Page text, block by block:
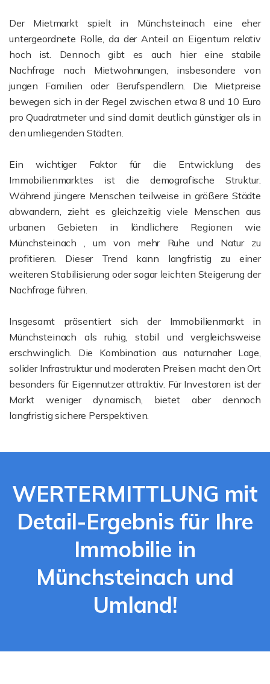
Der Mietmarkt spielt in Münchsteinach eine eher
untergeordnete Rolle, da der Anteil an Eigentum relativ
hoch ist. Dennoch gibt es auch hier eine stabile
Nachfrage nach Mietwohnungen, insbesondere von
jungen Familien oder Berufspendlern. Die Mietpreise
bewegen sich in der Regel zwischen etwa 8 und 10 Euro
pro Quadratmeter und sind damit deutlich günstiger als in
den umliegenden Städten.
Ein wichtiger Faktor für die Entwicklung des
Immobilienmarktes ist die demografische Struktur.
Während jüngere Menschen teilweise in größere Städte
abwandern, zieht es gleichzeitig viele Menschen aus
urbanen Gebieten in ländlichere Regionen wie
Münchsteinach , um von mehr Ruhe und Natur zu
profitieren. Dieser Trend kann langfristig zu einer
weiteren Stabilisierung oder sogar leichten Steigerung der
Nachfrage führen.
Insgesamt präsentiert sich der Immobilienmarkt in
Münchsteinach als ruhig, stabil und vergleichsweise
erschwinglich. Die Kombination aus naturnaher Lage,
solider Infrastruktur und moderaten Preisen macht den Ort
besonders für Eigennutzer attraktiv. Für Investoren ist der
Markt weniger dynamisch, bietet aber dennoch
langfristig sichere Perspektiven.
WERTERMITTLUNG mit
Detail-Ergebnis für Ihre
Immobilie in
Münchsteinach und
Umland!